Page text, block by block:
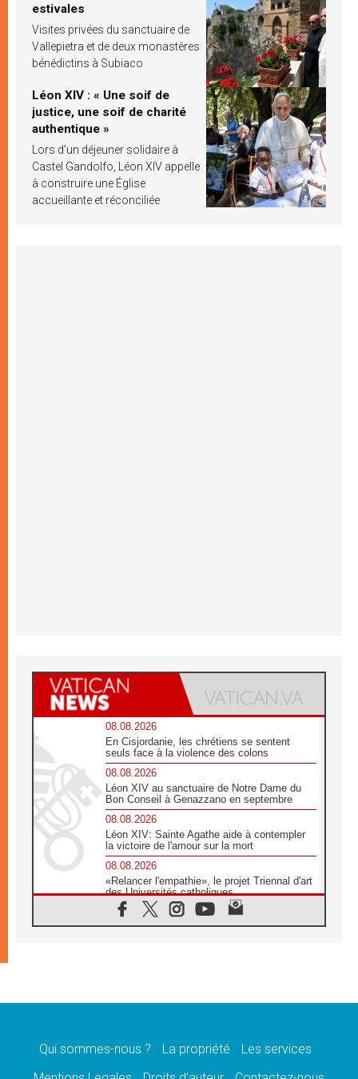
estivales
Visites privées du sanctuaire de
Vallepietra et de deux monastères
bénédictins à Subiaco
Léon XIV : « Une soif de
justice, une soif de charité
authentique »
Lors d’un déjeuner solidaire à
Castel Gandolfo, Léon XIV appelle
à construire une Église
accueillante et réconciliée
08.08.2026
En Cisjordanie, les chrétiens se sentent
seuls face à la violence des colons
08.08.2026
Léon XIV au sanctuaire de Notre Dame du
Bon Conseil à Genazzano en septembre
08.08.2026
Léon XIV: Sainte Agathe aide à contempler
la victoire de l'amour sur la mort
08.08.2026
«Relancer l'empathie», le projet Triennal d'art
des Universités catholiques
08.08.2026
Signis 2026, donner la parole aux religieuses
07.08.2026
07.08.2026
Qui sommes-nous ? La propriété
Les services